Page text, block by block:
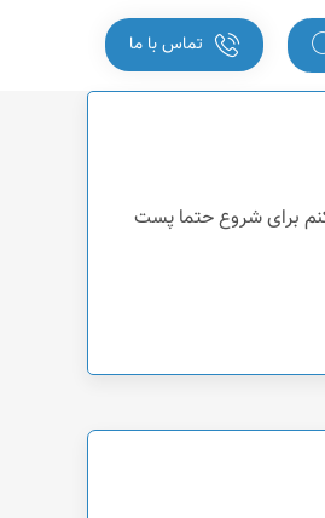
تماس با ما
برای شروع حتما پست